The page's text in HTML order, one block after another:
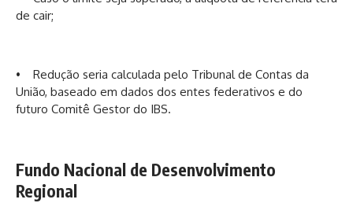
de cair;
• Redução seria calculada pelo Tribunal de Contas da
União, baseado em dados dos entes federativos e do
futuro Comitê Gestor do IBS.
Fundo Nacional de Desenvolvimento
Regional